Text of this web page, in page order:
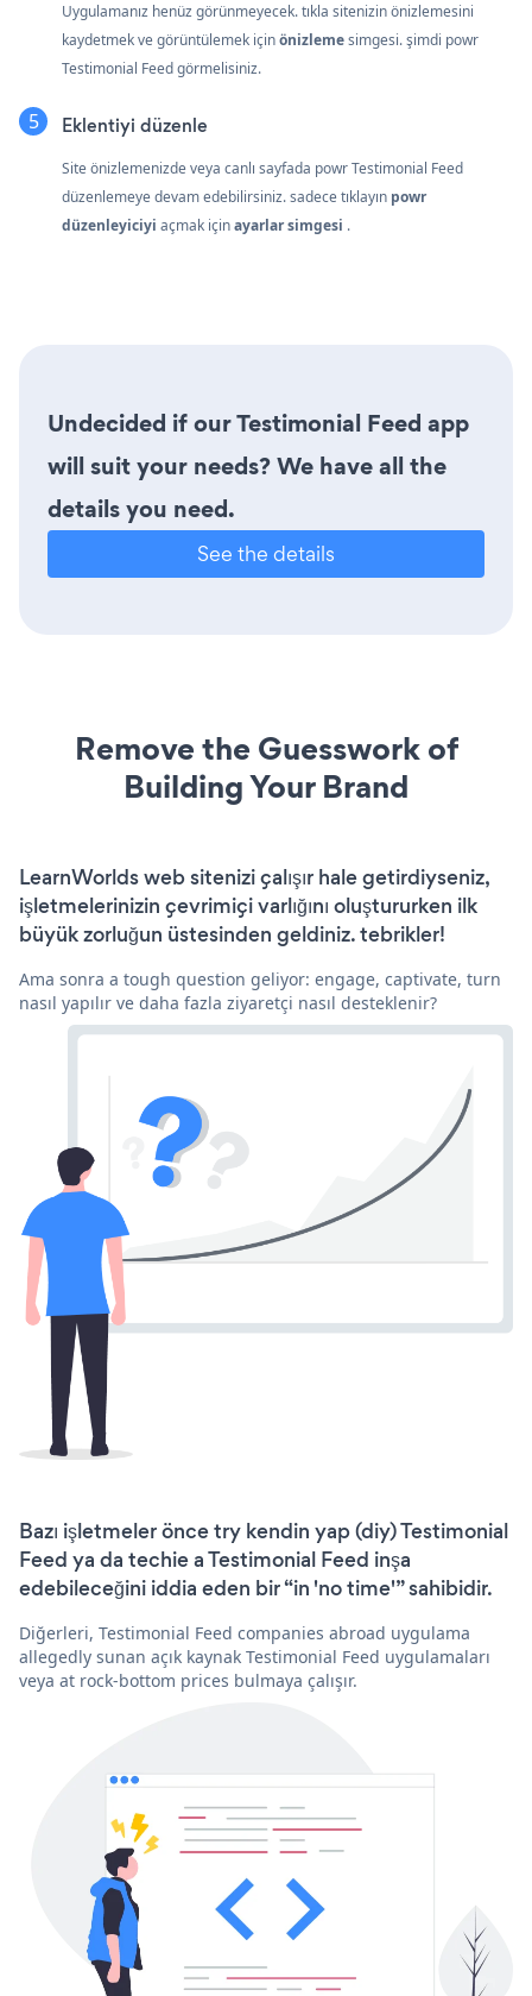
Uygulamanız henüz görünmeyecek. tıkla sitenizin önizlemesini
kaydetmek ve görüntülemek içinönizlemesimgesi. şimdi powr
Testimonial Feed görmelisiniz.
Eklentiyi düzenle
Site önizlemenizde veya canlı sayfada powr Testimonial Feed
düzenlemeye devam edebilirsiniz. sadece tıklayın powr
düzenleyiciyi açmak içinayarlar simgesi .
Undecided if our Testimonial Feed app
will suit your needs? We have all the
details you need.
See the details
Remove the Guesswork of
Building Your Brand
LearnWorlds web sitenizi çalışır hale getirdiyseniz,
işletmelerinizin çevrimiçi varlığını oluştururken ilk
büyük zorluğun üstesinden geldiniz. tebrikler!
Ama sonra a tough question geliyor: engage, captivate, turn
nasıl yapılır ve daha fazla ziyaretçi nasıl desteklenir?
Bazı işletmeler önce try kendin yap (diy) Testimonial
Feed ya da techie a Testimonial Feed inşa
edebileceğini iddia eden bir “in 'no time'” sahibidir.
Diğerleri, Testimonial Feed companies abroad uygulama
allegedly sunan açık kaynak Testimonial Feed uygulamaları
veya at rock-bottom prices bulmaya çalışır.